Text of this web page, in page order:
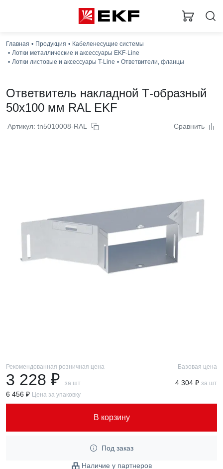
Главная Продукция
Кабеленесущие системы
Лотки металлические и аксессуары EKF-Line
Лотки листовые и аксессуары T-Line
Ответвители, фланцы
Ответвитель накладной Т-образный
50x100 мм RAL EKF
Артикул: tn5010008-RAL Сравнить
Рекомендованная розничная цена
3 228 ₽ за шт
Базовая цена
4 304 ₽ за шт
6 456 ₽ Цена за упаковку
В корзину
Под заказ
Наличие у партнеров